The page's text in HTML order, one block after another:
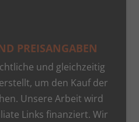
PREISANGABEN
und gleichzeitig
um den Kauf der
Unsere Arbeit wird
Links finanziert. Wir